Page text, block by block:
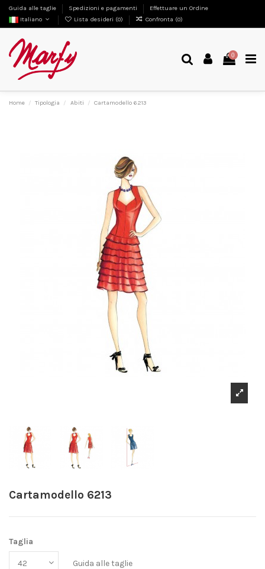
Guida alle taglie Spedizioni e pagamenti
Effettuare un Ordine
Italiano
Lista desideri (0) Confronta (0)
0
Home Tipologia Abiti Cartamodello 6213
Cartamodello 6213
Taglia
Guida alle taglie